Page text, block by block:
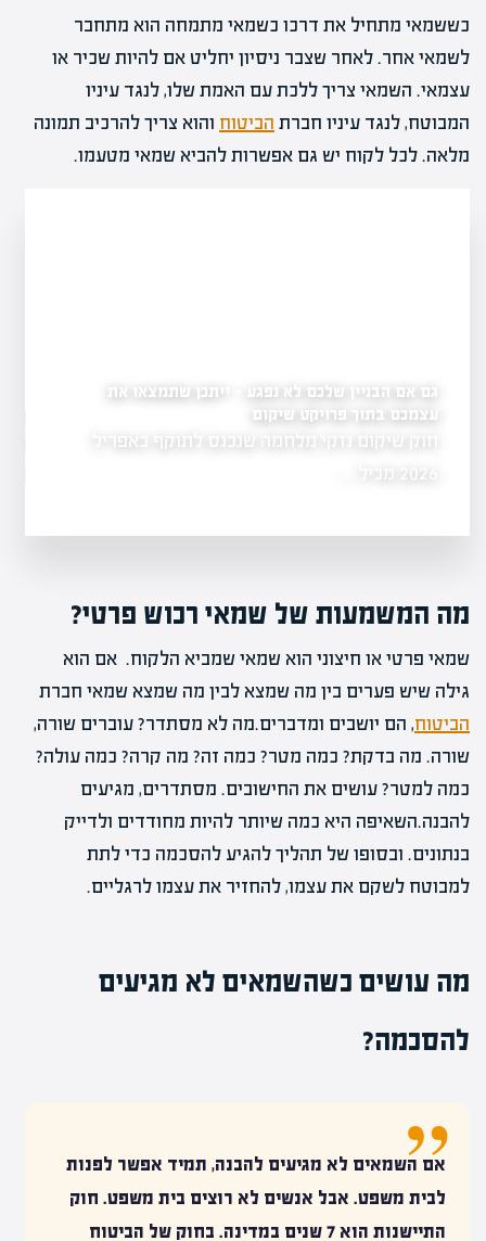
כששמאי מתחיל את דרכו כשמאי מתמחה הוא מתחבר
לשמאי אחר. לאחר שצבר ניסיון יחליט אם להיות שכיר או
עצמאי. השמאי צריך ללכת עם האמת שלו, לנגד עיניו
המבוטח, לנגד עיניו חברת הביטוח והוא צריך להרכיב תמונה
מלאה. לכל לקוח יש גם אפשרות להביא שמאי מטעמו.
שלך
התביעה
גם אם הבניין שלכם לא נפגע — ייתכן שתמצאו את
עצמכם בתוך פרויקט שיקום
חוק שיקום נזקי מלחמה שנכנס לתוקף באפריל
2026 מכיל…
מה המשמעות של שמאי רכוש פרטי?
שמאי פרטי או חיצוני הוא שמאי שמביא הלקוח. אם הוא
גילה שיש פערים בין מה שמצא לבין מה שמצא שמאי חברת
הביטוח, הם יושבים ומדברים.מה לא מסתדר? עוברים שורה,
שורה. מה בדקת? כמה מטר? כמה זה? מה קרה? כמה עולה?
כמה למטר? עושים את החישובים. מסתדרים, מגיעים
להבנה.השאיפה היא כמה שיותר להיות מחודדים ולדייק
בנתונים. ובסופו של תהליך להגיע להסכמה כדי לתת
למבוטח לשקם את עצמו, להחזיר את עצמו לרגליים.
מה עושים כשהשמאים לא מגיעים
להסכמה?
אם השמאים לא מגיעים להבנה, תמיד אפשר לפנות
לבית משפט. אבל אנשים לא רוצים בית משפט. חוק
התיישנות הוא 7 שנים במדינה. בחוק של
הביטוח